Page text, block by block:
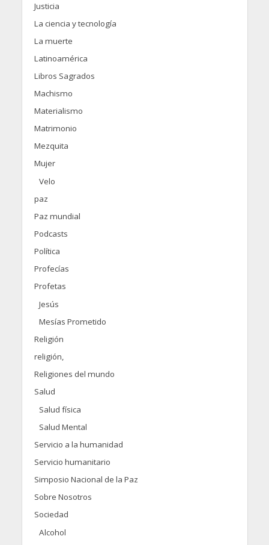
Justicia
La ciencia y tecnología
La muerte
Latinoamérica
Libros Sagrados
Machismo
Materialismo
Matrimonio
Mezquita
Mujer
Velo
paz
Paz mundial
Podcasts
Política
Profecías
Profetas
Jesús
Mesías Prometido
Religión
religión,
Religiones del mundo
Salud
Salud física
Salud Mental
Servicio a la humanidad
Servicio humanitario
Simposio Nacional de la Paz
Sobre Nosotros
Sociedad
Alcohol